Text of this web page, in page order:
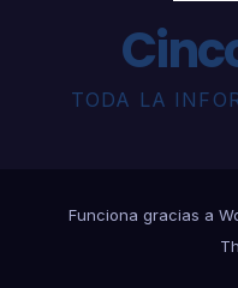
TODA LA
Funciona gracias a